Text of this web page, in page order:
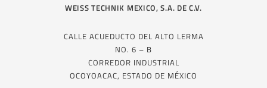
WEISS TECHNIK MEXICO, S.A. DE C.V.
CALLE ACUEDUCTO DEL ALTO LERMA
NO. 6 – B
CORREDOR INDUSTRIAL
OCOYOACAC, ESTADO DE MÉXICO